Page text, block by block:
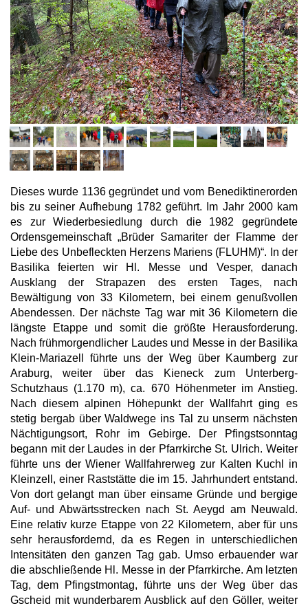
Dieses wurde 1136 gegründet und vom Benediktinerorden
bis zu seiner Aufhebung 1782 geführt. Im Jahr 2000 kam
es zur Wiederbesiedlung durch die 1982 gegründete
Ordensgemeinschaft „Brüder Samariter der Flamme der
Liebe des Unbefleckten Herzens Mariens (FLUHM)“. In der
Basilika feierten wir Hl. Messe und Vesper, danach
Ausklang der Strapazen des ersten Tages, nach
Bewältigung von 33 Kilometern, bei einem genußvollen
Abendessen. Der nächste Tag war mit 36 Kilometern die
längste Etappe und somit die größte Herausforderung.
Nach frühmorgendlicher Laudes und Messe in der Basilika
Klein-Mariazell führte uns der Weg über Kaumberg zur
Araburg, weiter über das Kieneck zum Unterberg-
Schutzhaus (1.170 m), ca. 670 Höhenmeter im Anstieg.
Nach diesem alpinen Höhepunkt der Wallfahrt ging es
stetig bergab über Waldwege ins Tal zu unserm nächsten
Nächtigungsort, Rohr im Gebirge. Der Pfingstsonntag
begann mit der Laudes in der Pfarrkirche St. Ulrich. Weiter
führte uns der Wiener Wallfahrerweg zur Kalten Kuchl in
Kleinzell, einer Raststätte die im 15. Jahrhundert entstand.
Von dort gelangt man über einsame Gründe und bergige
Auf- und Abwärtsstrecken nach St. Aeygd am Neuwald.
Eine relativ kurze Etappe von 22 Kilometern, aber für uns
sehr herausfordernd, da es Regen in unterschiedlichen
Intensitäten den ganzen Tag gab. Umso erbauender war
die abschließende Hl. Messe in der Pfarrkirche. Am letzten
Tag, dem Pfingstmontag, führte uns der Weg über das
Gscheid mit wunderbarem Ausblick auf den Göller, weiter